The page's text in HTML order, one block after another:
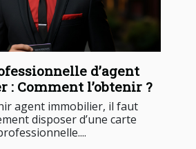
d’agent
Comment l’obtenir ?
agent immobilier, il faut
disposer d’une carte